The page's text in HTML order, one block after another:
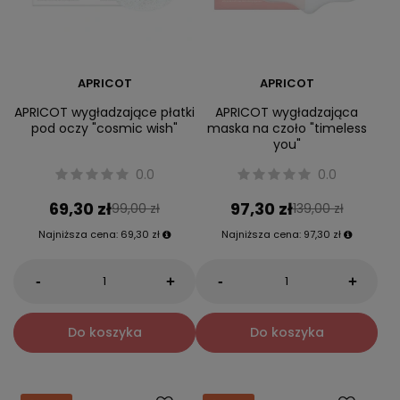
APRICOT
APRICOT wygładzające płatki
pod oczy "cosmic wish"
0.0
69,30 zł99,00 zł
Najniższa cena: 69,30 zł
- +
Do koszyka
APRICOT
APRICOT wygładzająca
maska na czoło "timeless
you"
0.0
97,30 zł139,00 zł
Najniższa cena: 97,30 zł
- +
Do koszyka